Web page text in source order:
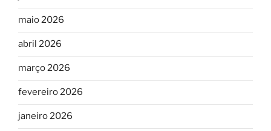
maio 2026
abril 2026
março 2026
fevereiro 2026
janeiro 2026